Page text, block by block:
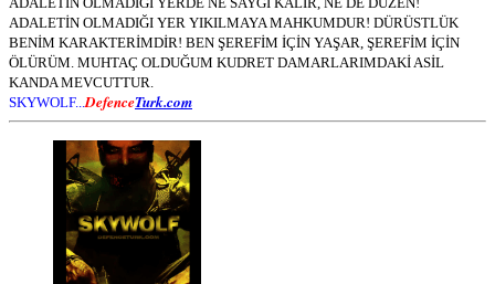
ADALETİN OLMADIĞI YER YIKILMAYA MAHKUMDUR! DÜRÜSTLÜK
BENİM KARAKTERİMDİR! BEN ŞEREFİM İÇİN YAŞAR, ŞEREFİM İÇİN
ÖLÜRÜM. MUHTAÇ OLDUĞUM KUDRET DAMARLARIMDAKİ ASİL
KANDA MEVCUTTUR.
SKYWOLF...DefenceTurk.com